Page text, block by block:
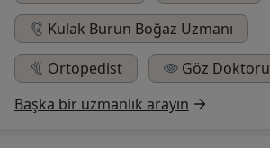
Kulak Burun Boğaz Uzmanı
Ortopedist
Göz Doktoru
Başka bir uzmanlık arayın